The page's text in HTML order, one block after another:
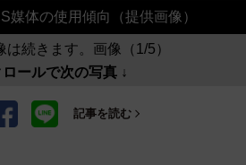
媒体の使用傾向（提供画像）
は続きます。画像（1/5）
ロールで次の写真 ↓
記事を読む